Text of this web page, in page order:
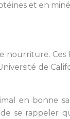
et en
Ces
de
en bonne
se rappeler